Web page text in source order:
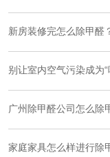
新房装修完怎么除甲醛
别让室内空气污染成为“
广州除甲醛公司怎么除
家庭家具怎么样进行除